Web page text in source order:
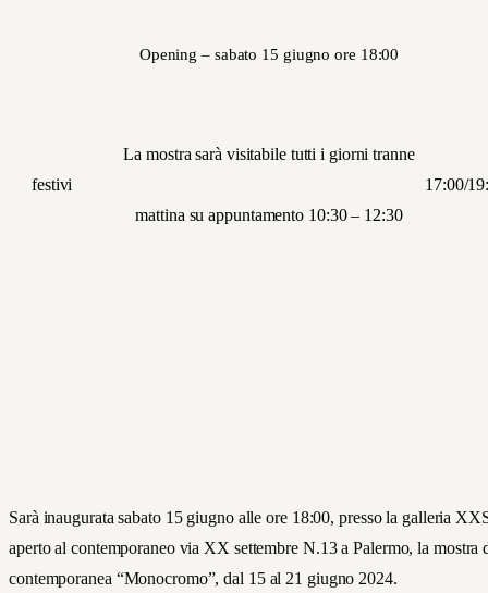
Opening – sabato 15 giugno ore 18:00
La mostra sarà visitabile tutti i giorni tranne
festivi 17:00/
mattina su appuntamento 10:30 – 12:30
Sarà inaugurata sabato 15 giugno alle ore 18:00, presso la galleria
aperto al contemporaneo via XX settembre N.13 a Palermo, la mostra
contemporanea “Monocromo”, dal 15 al 21 giugno 2024.